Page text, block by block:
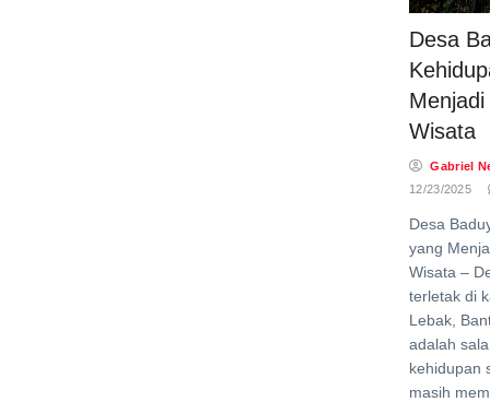
Desa
Wisata
Gabriel
12/23/2025
Desa
yang
Wisata –
terletak di
Lebak,
adalah
kehidupan
masih